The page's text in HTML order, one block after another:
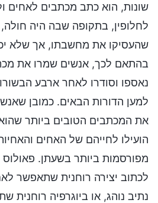
שונות, הוא כתב מכתבים לאחים
לחלופין, בתקופה שבה היה
שהעסיקו את מחשבתו, אך שלא
בהתאם לכך, אנשים שמרו את
נאספו וסודרו לאחר ארבע
למען הדורות הבאים. כמובן
את המכתבים הטובים ביותר
הועילו לחייהם של האחים
מפורסמות ביותר בשעתן.
לכתוב יצירה רוחנית שתאפשר
נתיב נוהג, או ביוגרפיה רוחנית